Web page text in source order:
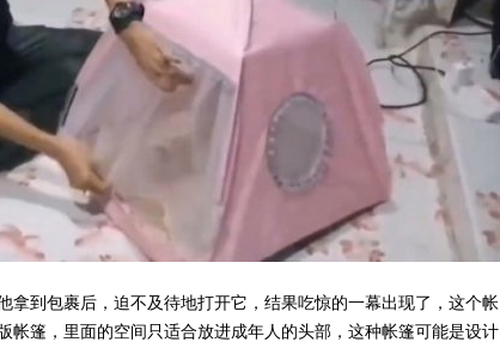
拿到包裹后，迫不及待地打开它，结果吃惊的一幕出现了，这个帐
帐篷，里面的空间只适合放进成年人的头部，这种帐篷可能是设计